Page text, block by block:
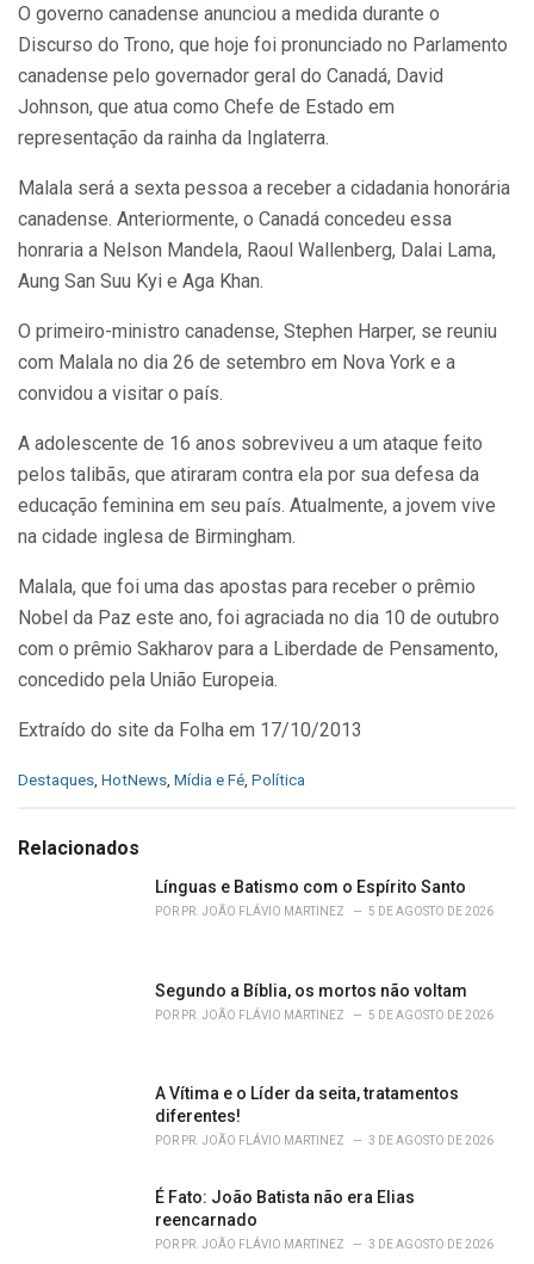
O governo canadense anunciou a medida durante o
Discurso do Trono, que hoje foi pronunciado no Parlamento
canadense pelo governador geral do Canadá, David
Johnson, que atua como Chefe de Estado em
representação da rainha da Inglaterra.
Malala será a sexta pessoa a receber a cidadania honorária
canadense. Anteriormente, o Canadá concedeu essa
honraria a Nelson Mandela, Raoul Wallenberg, Dalai Lama,
Aung San Suu Kyi e Aga Khan.
O primeiro-ministro canadense, Stephen Harper, se reuniu
com Malala no dia 26 de setembro em Nova York e a
convidou a visitar o país.
A adolescente de 16 anos sobreviveu a um ataque feito
pelos talibãs, que atiraram contra ela por sua defesa da
educação feminina em seu país. Atualmente, a jovem vive
na cidade inglesa de Birmingham.
Malala, que foi uma das apostas para receber o prêmio
Nobel da Paz este ano, foi agraciada no dia 10 de outubro
com o prêmio Sakharov para a Liberdade de Pensamento,
concedido pela União Europeia.
Extraído do site da Folha em 17/10/2013
C
e
Destaques HotNews Mídia e Fé Política
Relacionados
Línguas e Batismo com o Espírito Santo
POR PR. JOÃO FLÁVIO MARTINEZ 5 DE AGOSTO DE 2026
Segundo a Bíblia, os mortos não voltam
POR PR. JOÃO FLÁVIO MARTINEZ 5 DE AGOSTO DE 2026
A Vítima e o Líder da seita, tratamentos
diferentes!
POR PR. JOÃO FLÁVIO MARTINEZ 3 DE AGOSTO DE 2026
É Fato: João Batista não era Elias
reencarnado
POR PR. JOÃO FLÁVIO MARTINEZ 3 DE AGOSTO DE 2026